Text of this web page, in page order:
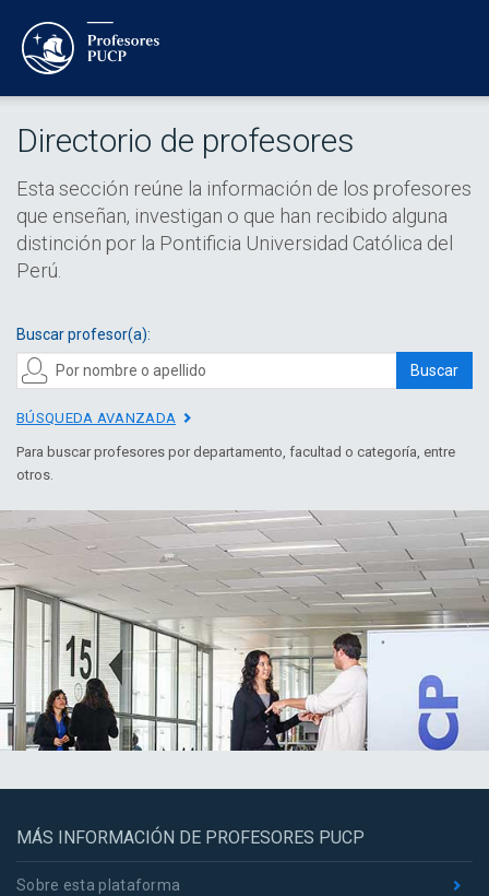
Directorio de profesores
Esta sección reúne la información de los profesores
que enseñan, investigan o que han recibido alguna
distinción por la Pontificia Universidad Católica del
Perú.
Buscar profesor(a):
Buscar
BÚSQUEDA AVANZADA
Para buscar profesores por departamento, facultad o categoría, entre
otros.
MÁS INFORMACIÓN DE PROFESORES PUCP
Sobre esta plataforma